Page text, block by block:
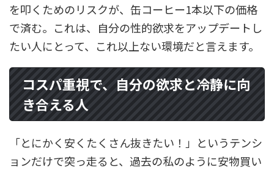
を叩くためのリスクが、缶コーヒー1本以下の価格
で済む。これは、自分の性的欲求をアップデートし
たい人にとって、これ以上ない環境だと言えます。
コスパ重視で、自分の欲求と冷静に向
き合える人
「とにかく安くたくさん抜きたい！」というテンシ
ョンだけで突っ走ると、過去の私のように安物買い